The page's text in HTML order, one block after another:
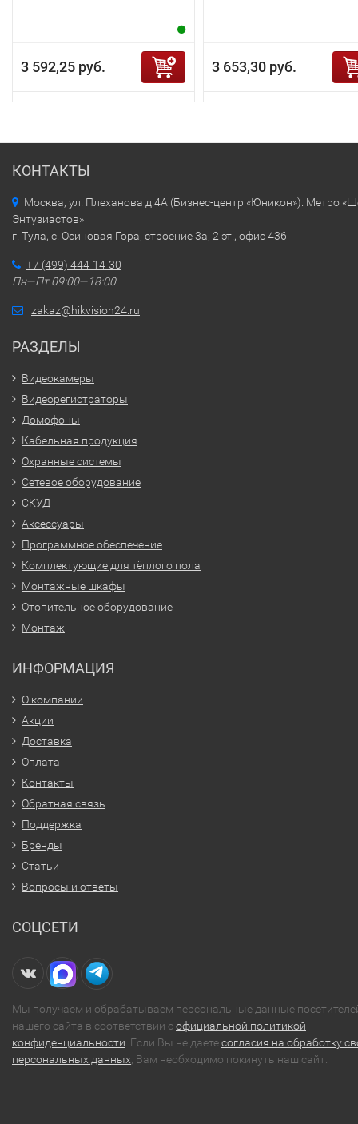
3 592,25 руб. 3 653,30 руб.
КОНТАКТЫ
Москва, ул. Плеханова д.4А (Бизнес-центр «Юникон»). Метро
Энтузиастов»
г. Тула, с. Осиновая Гора, строение 3а, 2 эт., офис 436
+7 (499) 444-14-30
Пн—Пт 09:00—18:00
zakaz@hikvision24.ru
РАЗДЕЛЫ
Видеокамеры
Видеорегистраторы
Домофоны
Кабельная продукция
Охранные системы
Сетевое оборудование
СКУД
Аксессуары
Программное обеспечение
Комплектующие для тёплого пола
Монтажные шкафы
Отопительное оборудование
Монтаж
ИНФОРМАЦИЯ
О компании
Акции
Доставка
Оплата
Контакты
Обратная связь
Поддержка
Бренды
Статьи
Вопросы и ответы
СОЦСЕТИ
Мы получаем и обрабатываем персональные данные
нашего сайта в соответствии софициальной политикой
конфиденциальности. Если Вы не даетесогласия на обработку
персональных данных, Вам необходимо покинуть наш сайт.